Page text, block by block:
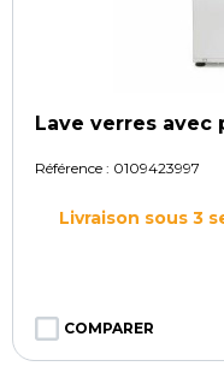
Lave verres avec
Référence : 0109423997
Livraison sous 3
COMPARER